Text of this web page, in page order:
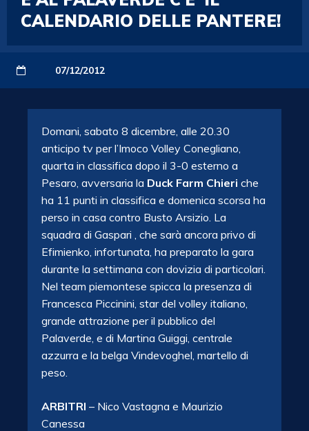
CALENDARIO DELLE PANTERE!
07/12/2012
Domani, sabato 8 dicembre, alle 20.30
anticipo tv per l’Imoco Volley Conegliano,
quarta in classifica dopo il 3-0 esterno a
Pesaro, avversaria la Duck Farm Chieri che
ha 11 punti in classifica e domenica scorsa ha
perso in casa contro Busto Arsizio. La
squadra di Gaspari , che sarà ancora privo di
Efimienko, infortunata, ha preparato la gara
durante la settimana con dovizia di particolari.
Nel team piemontese spicca la presenza di
Francesca Piccinini, star del volley italiano,
grande attrazione per il pubblico del
Palaverde, e di Martina Guiggi, centrale
azzurra e la belga Vindevoghel, martello di
peso.
ARBITRI – Nico Vastagna e Maurizio
Canessa